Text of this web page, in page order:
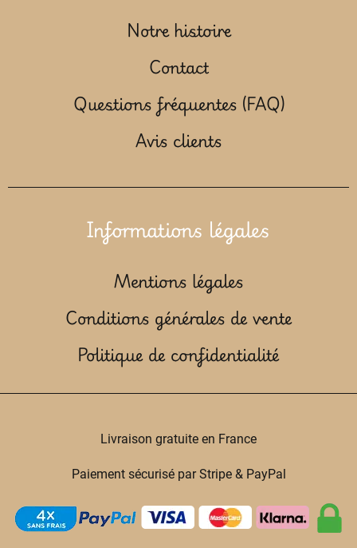
Notre histoire
Contact
Questions fréquentes (FAQ)
Avis clients
Informations légales
Mentions légales
Conditions générales de vente
Politique de confidentialité
Livraison gratuite en France
Paiement sécurisé par Stripe & PayPal